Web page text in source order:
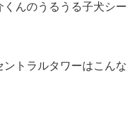
んのうるうる子犬シー
トラルタワーはこんな